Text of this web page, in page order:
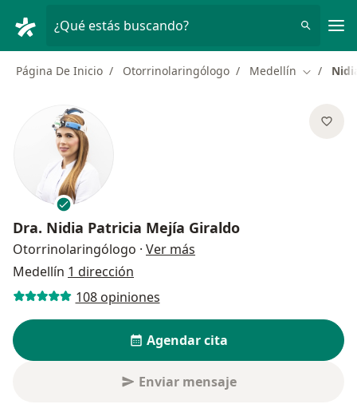
¿Qué estás buscando?
Página De Inicio Otorrinolaringólogo Medellín Cambiar
Dra. Nidia Patricia Mejía Giraldo
Otorrinolaringólogo · Ver más
Medellín 1 dirección
108 opiniones
Agendar cita
Enviar mensaje